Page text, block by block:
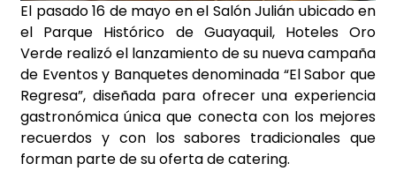
El pasado 16 de mayo en el Salón Julián ubicado en
el Parque Histórico de Guayaquil, Hoteles Oro
Verde realizó el lanzamiento de su nueva campaña
de Eventos y Banquetes denominada “El Sabor que
Regresa”, diseñada para ofrecer una experiencia
gastronómica única que conecta con los mejores
recuerdos y con los sabores tradicionales que
forman parte de su oferta de catering.